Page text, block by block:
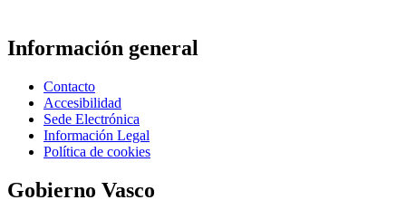
Información general
Contacto
Accesibilidad
Sede Electrónica
Información Legal
Política de cookies
Gobierno Vasco